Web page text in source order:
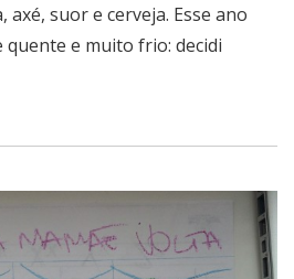
axé, suor e cerveja. Esse ano
quente e muito frio: decidi